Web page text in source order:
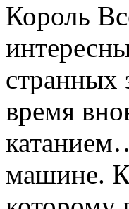
Король
странных
время
машине.